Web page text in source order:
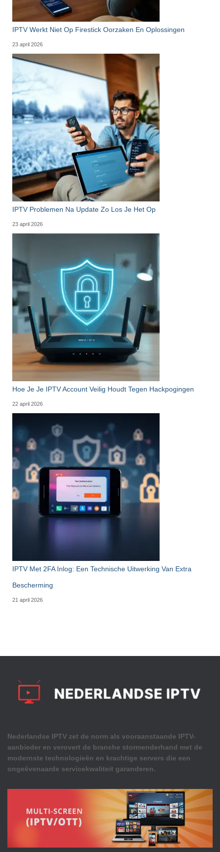
IPTV Werkt Niet Op Firestick Oorzaken En Oplossingen
23 april 2026
IPTV Problemen Na Update Zo Los Je Het Op
23 april 2026
Hoe Je Je IPTV Account Veilig Houdt Tegen Hackpogingen
22 april 2026
IPTV Met 2FA Inlog: Een Technische Uitwerking Van Extra
Bescherming
21 april 2026
Nederlandse IPTV zet de norm als vooraanstaande IPTV-
aanbieder en verovert de branche stormenderhand met de
modernste technologieën en krachtige servers die een
ongeëvenaarde servicekwaliteit garanderen.